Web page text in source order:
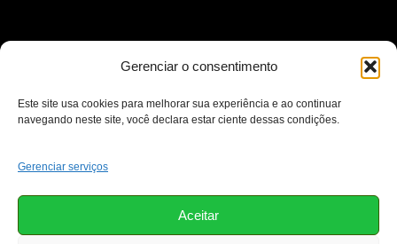
Gerenciar o consentimento
Este site usa cookies para melhorar sua experiência e ao continuar
navegando neste site, você declara estar ciente dessas condições.
Gerenciar serviços
Aceitar